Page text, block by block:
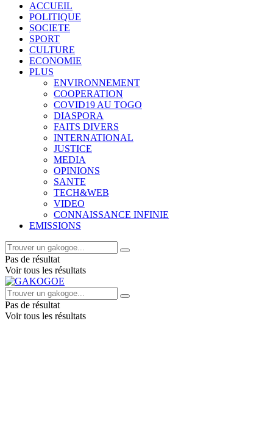
ACCUEIL
POLITIQUE
SOCIETE
SPORT
CULTURE
ECONOMIE
PLUS
ENVIRONNEMENT
COOPERATION
COVID19 AU TOGO
DIASPORA
FAITS DIVERS
INTERNATIONAL
JUSTICE
MEDIA
OPINIONS
SANTE
TECH&WEB
VIDEO
CONNAISSANCE INFINIE
EMISSIONS
Pas de résultat
Voir tous les résultats
Pas de résultat
Voir tous les résultats